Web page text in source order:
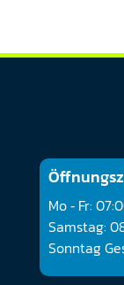
Mo ‐ Fr:
Samstag:
Sonntag